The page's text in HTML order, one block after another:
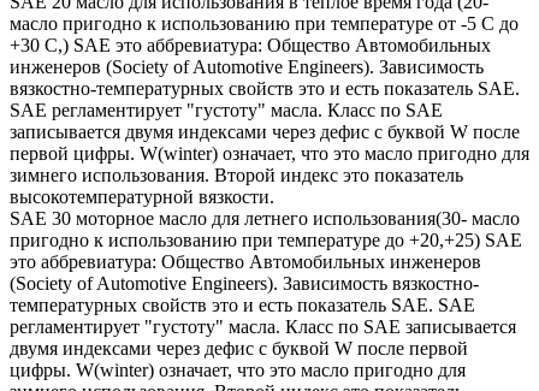
масло пригодно к использованию при температуре от -5 С до
+30 С,) SAE это аббревиатура: Общество Автомобильных
инженеров (Society of Automotive Engineers). Зависимость
вязкостно-температурных свойств это и есть показатель SAE.
SAE регламентирует "густоту" масла. Класс по SAE
записывается двумя индексами через дефис с буквой W после
первой цифры. W(winter) означает, что это масло пригодно для
зимнего использования. Второй индекс это показатель
высокотемпературной вязкости.
SAE 30 моторное масло для летнего использования(30- масло
пригодно к использованию при температуре до +20,+25) SAE
это аббревиатура: Общество Автомобильных инженеров
(Society of Automotive Engineers). Зависимость вязкостно-
температурных свойств это и есть показатель SAE. SAE
регламентирует "густоту" масла. Класс по SAE записывается
двумя индексами через дефис с буквой W после первой
цифры. W(winter) означает, что это масло пригодно для